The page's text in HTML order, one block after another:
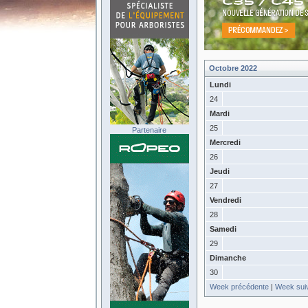
Octobre 2022
Lundi
24
Mardi
25
Mercredi
26
Jeudi
27
Vendredi
28
Samedi
29
Dimanche
30
Week précédente | Week
Partenaire